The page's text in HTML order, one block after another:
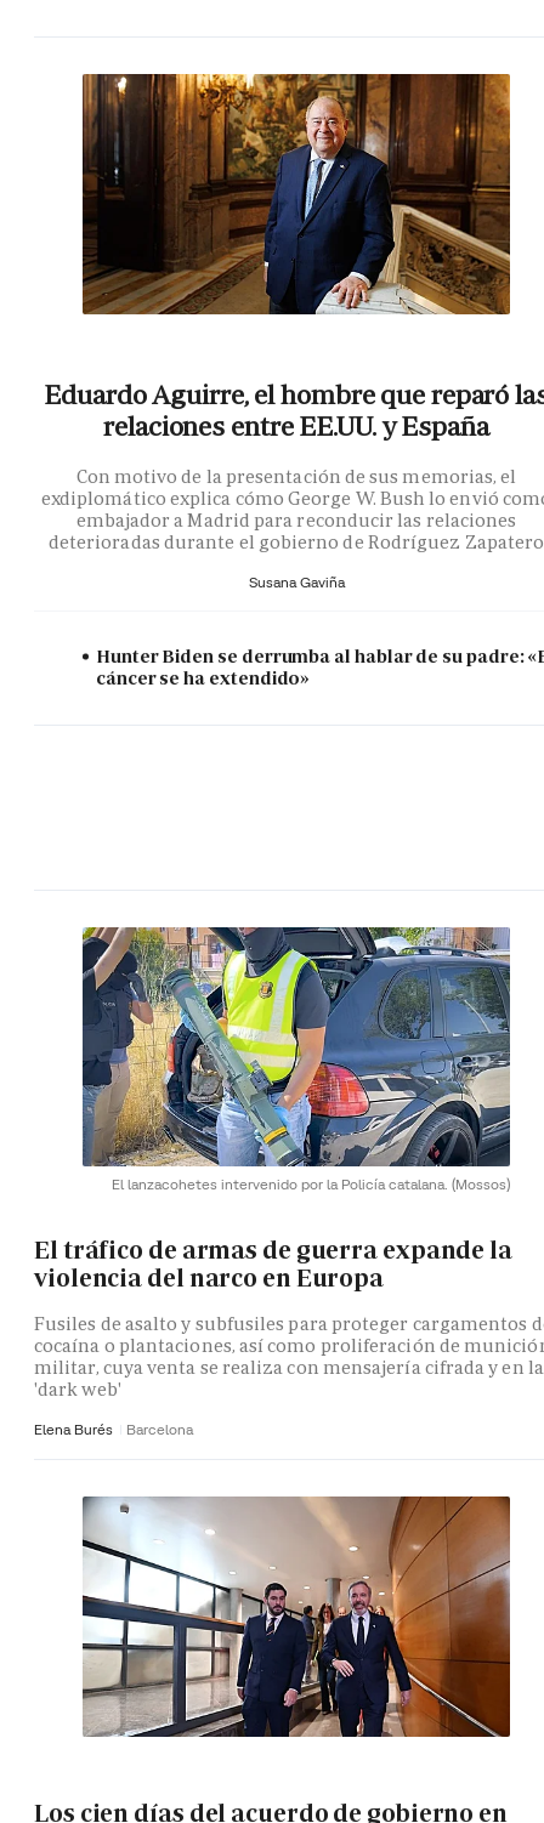
Eduardo Aguirre, el hombre que reparó
relaciones entre EE.UU. y España
Con motivo de la presentación de sus memorias, el
exdiplomático explica cómo George W. Bush lo envió
embajador a Madrid para reconducir las relaciones
deterioradas durante el gobierno de Rodríguez Zapatero
Susana Gaviña
Hunter Biden se derrumba al hablar de su padre:
cáncer se ha extendido»
El lanzacohetes intervenido por la Policía catalana. (Mossos)
El tráfico de armas de guerra expande la
violencia del narco en Europa
Fusiles de asalto y subfusiles para proteger cargamentos
cocaína o plantaciones, así como proliferación de
militar, cuya venta se realiza con mensajería cifrada y en la
'dark web'
Elena Burés Barcelona
Los cien días del acuerdo de gobierno en